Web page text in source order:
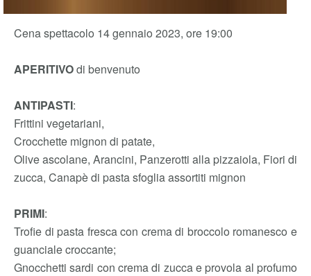
Cena spettacolo 14 gennaio 2023, ore 19:00
APERITIVOdi benvenuto
ANTIPASTI:
Frittini vegetariani,
Crocchette mignon di patate,
Olive ascolane, Arancini, Panzerotti alla pizzaiola, Fiori di
zucca, Canapè di pasta sfoglia assortiti mignon
PRIMI:
Trofie di pasta fresca con crema di broccolo romanesco e
guanciale croccante;
Gnocchetti sardi con crema di zucca e provola al profumo